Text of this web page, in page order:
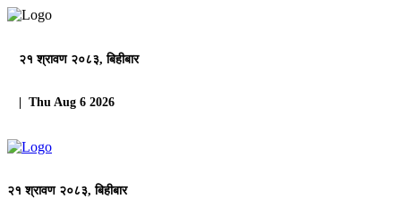
२१ श्रावण २०८३, बिहीबार
| Thu Aug 6 2026
२१ श्रावण २०८३, बिहीबार